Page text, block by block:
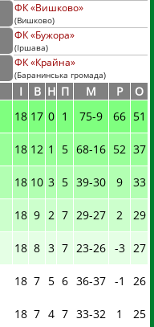
ФК «Вишково»
(Вишково)
ФК «Бужора»
(Іршава)
ФК «Крайна»
(Баранинська громада)
I В Н П М Р
О
18 17 0 1 75-9 66 51
18 12 1 5 68-16 52 37
18 10 3 5 39-30 9 33
18 9 2 7 29-27 2 29
18 8 3 7 23-26 -3 27
18 7 5 6 36-37 -1 26
18 7 4 7 33-32 1 25